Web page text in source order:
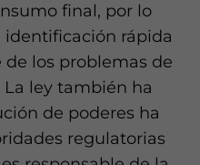
final, por lo
rápida
los problemas de
ley también ha
de poderes ha
regulatorias